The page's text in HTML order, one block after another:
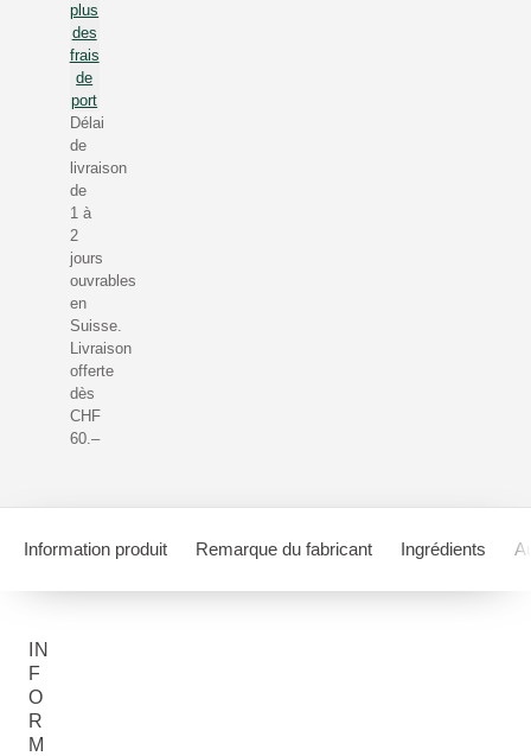
plus
des
frais
de
port
Délai
de
livraison
de
1 à
2
jours
ouvrables
en
Suisse.
Livraison
offerte
dès
CHF
60.–
Information produit Remarque du fabricant Ingrédients
IN
F
O
R
M